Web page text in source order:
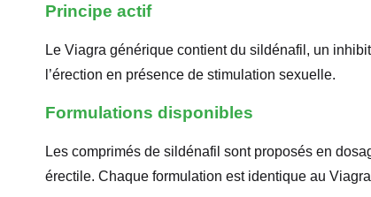
Principe actif
Le Viagra générique contient du sildénafil, un
l’érection en présence de stimulation sexuelle.
Formulations disponibles
Les comprimés de sildénafil sont proposés en
érectile. Chaque formulation est identique au